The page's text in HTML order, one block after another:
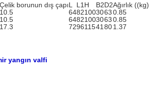
Çelik borunun dış çapıL L1 H B2D2Ağırlık ((kg)
10.5 648210030630.85
10.5 648210030630.85
17.3 729611541 801.37
yangın valfi